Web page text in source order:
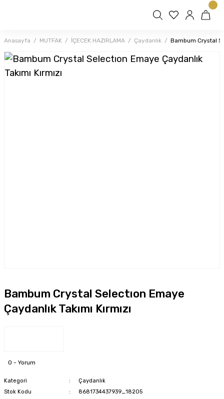
Anasayfa MUTFAK İÇECEK HAZIRLAMA Çaydanlık Bambum Crystal
Bambum Crystal Selectıon Emaye
Çaydanlık Takımı Kırmızı
0 - Yorum
Kategori
Çaydanlık
Stok Kodu
8681734437939_18205